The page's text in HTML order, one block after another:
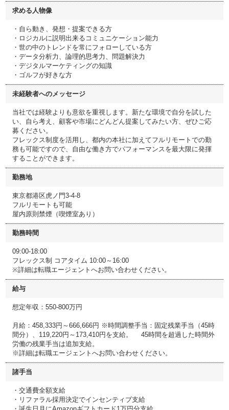
求める人物像
・自ら動き、発想・提案できる方
・ロジカルに説明出来るコミュニケーション能力
・世の中のトレンドを常にフォローしている方
・データ分析力、論理的思考力、問題解決力
・デジタルマーケティングの知識
・ゴルフが好きな方
未経験者へのメッセージ
当社では経験よりも意欲を重視します。新たな環境で自分を試した
い、自ら考え、顧客や市場にどんどん提案してみたい方、ぜひご応
募ください。
フレックス制度を活用し、都内の本社に加えてフルリモートでの勤
務も可能ですので、自由な働き方でパフォーマンスを最大限に発揮
することができます。
勤務地
東京都港区虎ノ門3-4-8
フルリモートも可能
屋内原則禁煙（喫煙室あり）
勤務時間
09:00-18:00
フレックス制 コアタイム 10:00～16:00
※詳細は転職エージェントへお問い合わせください。
給与
想定年収：550-800万円
月給：458,333円～666,666円 ※時間調整手当：固定残業手当（45時
間分）、119,220円～173,410円を支給。 45時間を超過した時間外
労働の残業手当は追加支給。
※詳細は転職エージェントへお問い合わせください。
諸手当
・交通費全額支給
・リファラル採用決定でインセンティブ支給